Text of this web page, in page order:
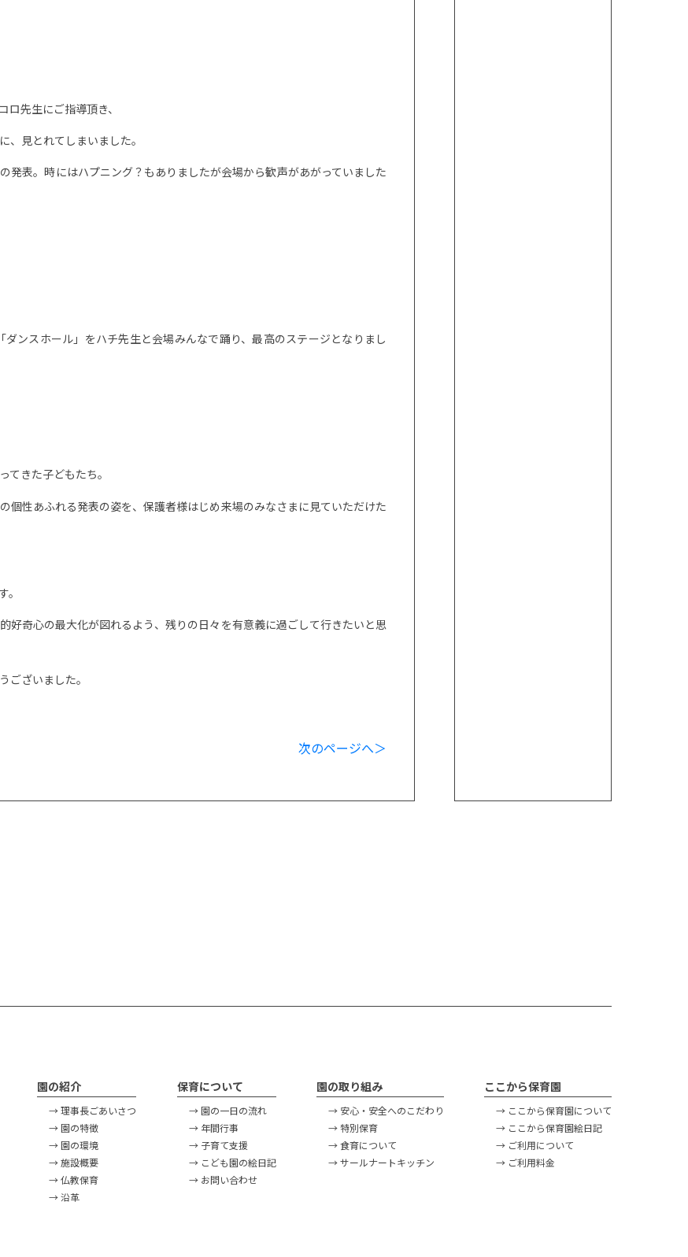
先生にご指導頂き、
に、見とれてしまいました。
発表。時にはハプニング？もありましたが会場から歓声があがっていました
ダンスホール」をハチ先生と会場みんなで踊り、最高のステージとなりまし
てきた子どもたち。
個性あふれる発表の姿を、保護者様はじめ来場のみなさまに見ていただけた
奇心の最大化が図れるよう、残りの日々を有意義に過ごして行きたいと思
ございました。
次のページへ＞
園の紹介
→ 理事長ごあいさつ
→ 園の特徴
→ 園の環境
→ 施設概要
→ 仏教保育
→ 沿革
保育について
→ 園の一日の流れ
→ 年間行事
→ 子育て支援
→ こども園の絵日記
→ お問い合わせ
園の取り組み
→ 安心・安全へのこだわり
→ 特別保育
→ 食育について
→ サールナートキッチン
ここから保育園
→ ここから保育園について
→ ここから保育園絵日記
→ ご利用について
→ ご利用料金